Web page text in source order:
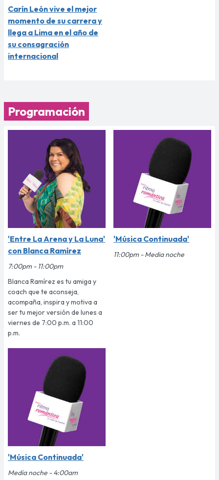
Carín León vive el mejor
momento de su carrera y
llega a Lima en el año de
su consagración
internacional
Programación
'Entre La Arena y La Luna'
con Blanca Ramírez
7:00pm - 11:00pm
Blanca Ramírez es tu amiga y
coach que te aconseja,
acompaña, inspira y motiva a
ser tu mejor versión de lunes a
viernes de 7:00 p.m. a 11:00
p.m.
'Música Continuada'
11:00pm - Media noche
'Música Continuada'
Media noche - 4:00am